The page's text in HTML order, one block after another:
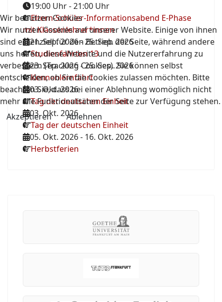
19:00 Uhr-21:00 Uhr
Eltern-Schüler-Informationsabend E-Phase
mit Klassenlehrer*innen
21. Sep. 2026-25. Sep. 2026
Studienfahrten 13
23. Sep. 2026-25. Sep. 2026
Kennenlernfahrt
03. Okt. 2026
Tag der deutschen Einheit
03. Okt. 2026
Tag der deutschen Einheit
05. Okt. 2026- 16. Okt. 2026
Herbstferien
Wir benutzen Cookies
Wir nutzen Cookies auf unserer Website. Einige von ihnen
sind essenziell für den Betrieb der Seite, während andere
uns helfen, diese Website und die Nutzererfahrung zu
verbessern (Tracking Cookies). Sie können selbst
entscheiden, ob Sie die Cookies zulassen möchten. Bitte
beachten Sie, dass bei einer Ablehnung womöglich nicht
mehr alle Funktionalitäten der Seite zur Verfügung stehen.
Akzeptieren
Ablehnen